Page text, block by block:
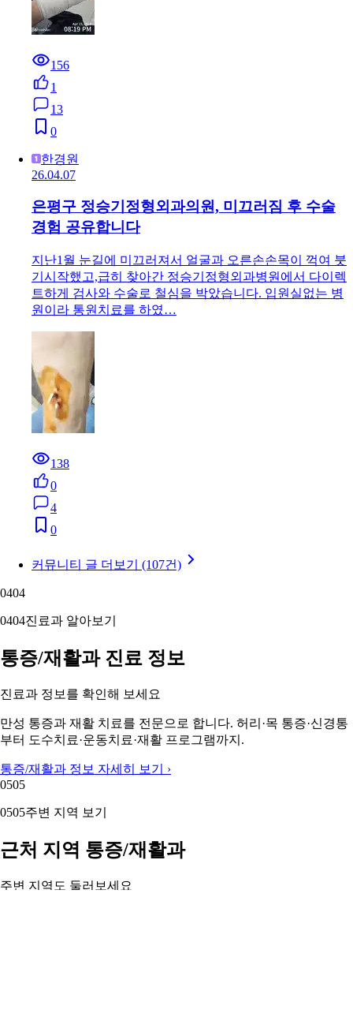
156
1
13
0
한경원
26.04.07
은평구 정승기정형외과의원, 미끄러짐 후 수술
경험 공유합니다
지난1월 눈길에 미끄러져서 얼굴과 오른손손목이 꺽여 붓
기시작했고,급히 찾아간 정승기정형외과병원에서 다이렉
트하게 검사와 수술로 철심을 박았습니다. 입원실없는 병
원이라 통원치료를 하였…
138
0
4
0
커뮤니티 글 더보기 (107건)
0404
0404진료과 알아보기
통증/재활과 진료 정보
진료과 정보를 확인해 보세요
만성 통증과 재활 치료를 전문으로 합니다. 허리·목 통증·신경통
부터 도수치료·운동치료·재활 프로그램까지.
통증/재활과 정보 자세히 보기 ›
0505
0505주변 지역 보기
근처 지역 통증/재활과
주변 지역도 둘러보세요